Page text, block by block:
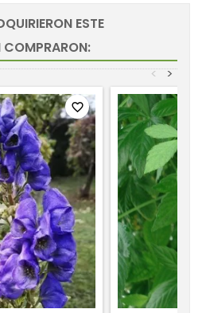
ESTE
>
<
favorite_border